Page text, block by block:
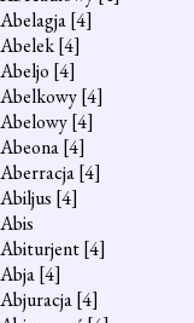
Abelagja[4]
Abelek[4]
Abeljo [4]
Abelkowy[4]
Abelowy[4]
Abeona[4]
Aberracja[4]
Abiljus [4]
Abis
Abiturjent[4]
Abja[4]
Abjuracja[4]